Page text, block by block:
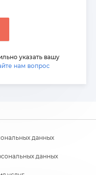
указать вашу
нам вопрос
данных
данных